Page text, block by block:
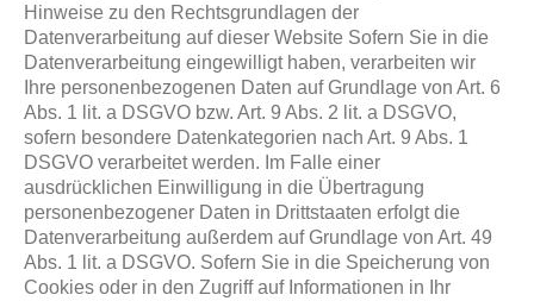
Hinweise zu den Rechtsgrundlagen der
Datenverarbeitung auf dieser Website Sofern Sie in die
Datenverarbeitung eingewilligt haben, verarbeiten wir
Ihre personenbezogenen Daten auf Grundlage von Art. 6
Abs. 1 lit. a DSGVO bzw. Art. 9 Abs. 2 lit. a DSGVO,
sofern besondere Datenkategorien nach Art. 9 Abs. 1
DSGVO verarbeitet werden. Im Falle einer
ausdrücklichen Einwilligung in die Übertragung
personenbezogener Daten in Drittstaaten erfolgt die
Datenverarbeitung außerdem auf Grundlage von Art. 49
Abs. 1 lit. a DSGVO. Sofern Sie in die Speicherung von
Cookies oder in den Zugriff auf Informationen in Ihr